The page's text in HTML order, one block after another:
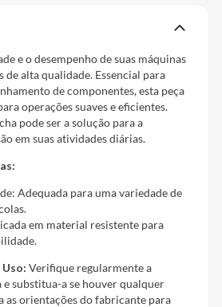
e o desempenho de suas máquinas
de alta qualidade. Essencial para
de componentes, esta peça
operações suaves e eficientes.
pode ser a solução para a
em suas atividades diárias.
Adequada para uma variedade de
em material resistente para
Verifique regularmente a
e substitua-a se houver qualquer
as orientações do fabricante para